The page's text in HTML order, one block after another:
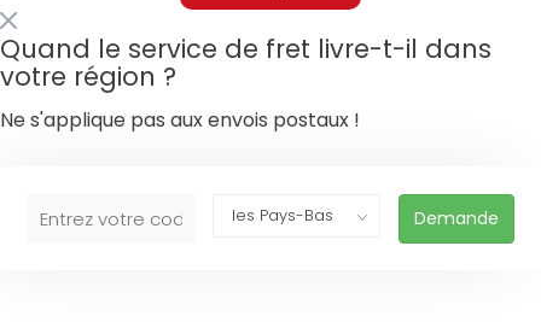
Quand le service de fret livre-t-il dans
votre région ?
Ne s'applique pas aux envois postaux !
Demande